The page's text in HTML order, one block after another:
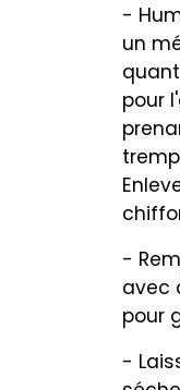
-
un
pour
-
avec
pour
-